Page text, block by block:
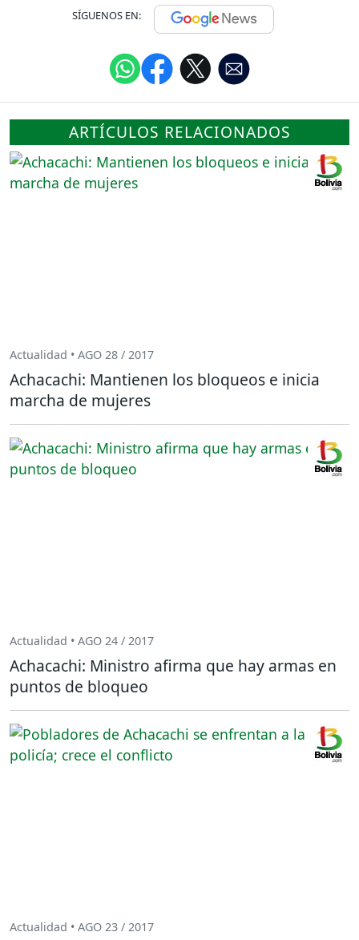
SÍGUENOS EN:
ARTÍCULOS RELACIONADOS
Actualidad • AGO 28 / 2017
Achacachi: Mantienen los bloqueos e inicia
marcha de mujeres
Actualidad • AGO 24 / 2017
Achacachi: Ministro afirma que hay armas en
puntos de bloqueo
Actualidad • AGO 23 / 2017